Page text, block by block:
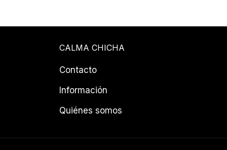
CALMA CHICHA
Contacto
Información
Quiénes somos